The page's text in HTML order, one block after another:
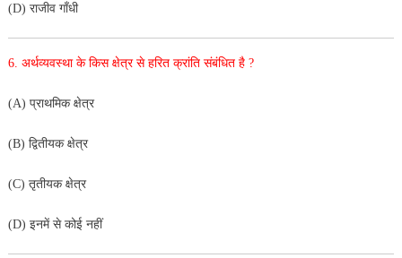
(D) राजीव गाँधी
6. अर्थव्यवस्था के किस क्षेत्र से हरित क्रांति संबंधित है ?
(A) प्राथमिक क्षेत्र
(B) द्वितीयक क्षेत्र
(C) तृतीयक क्षेत्र
(D) इनमें से कोई नहीं